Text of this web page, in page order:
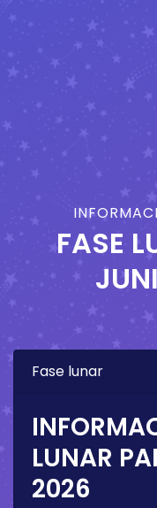
FASE
Fase lunar
LUNAR
2026